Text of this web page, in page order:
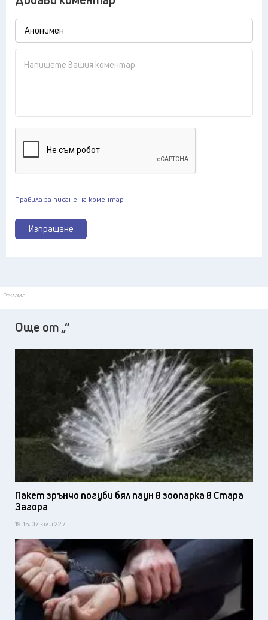
Изпращане
Правила за писане на коментар
Реклама
Още от „“
Пакет зрънчо погуби бял паун в зоопарка в Стара
Загора
19:15, 07 юли 22 /